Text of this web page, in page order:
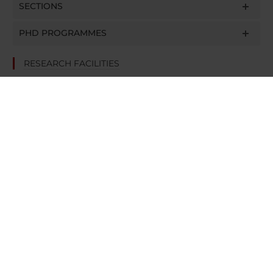
SECTIONS
PHD PROGRAMMES
RESEARCH FACILITIES